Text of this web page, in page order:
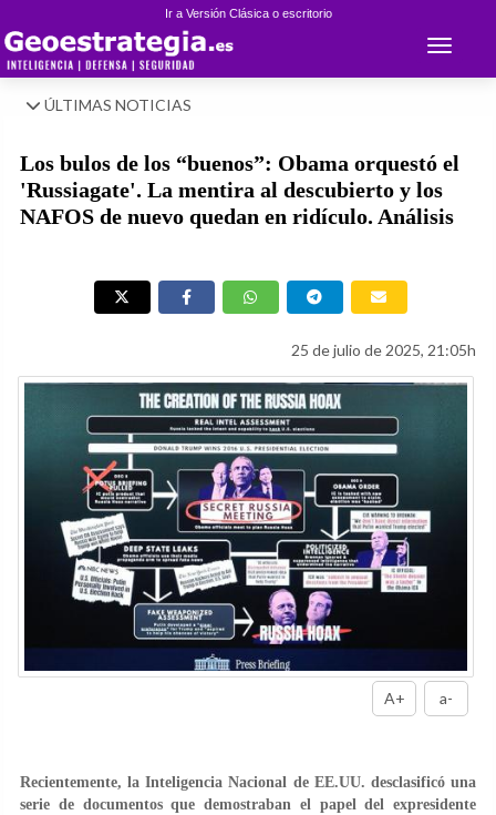
Ir a Versión Clásica o escritorio
Toggle
ÚLTIMAS NOTICIAS
Los bulos de los “buenos”: Obama orquestó el
'Russiagate'. La mentira al descubierto y los
NAFOS de nuevo quedan en ridículo. Análisis
25 de julio de 2025, 21:05h
A+ a-
Recientemente, la Inteligencia Nacional de EE.UU. desclasificó una
serie de documentos que demostraban el papel del expresidente